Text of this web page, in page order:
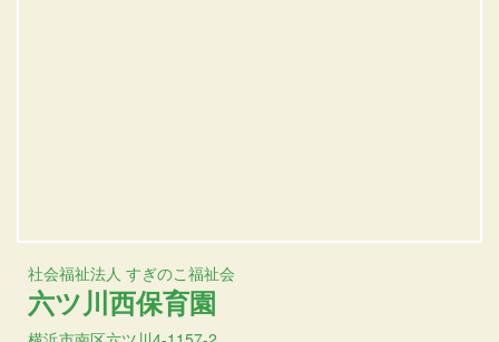
社会福祉法人 すぎのこ福祉会
六ツ川西保育園